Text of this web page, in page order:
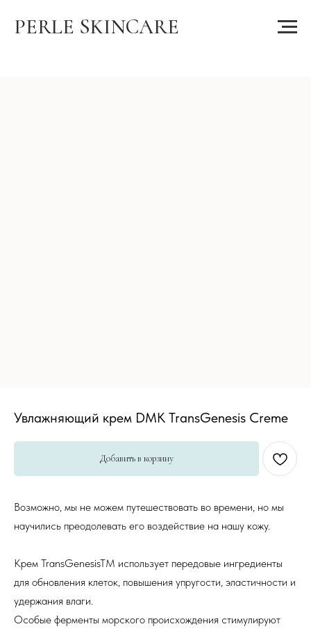
PERLE SKINCARE
Увлажняющий крем DMK TransGenesis Creme
Добавить в корзину
Возможно, мы не можем путешествовать во времени, но мы
научились преодолевать его воздействие на нашу кожу.
Крем TransGenesisTM использует передовые ингредиенты
для обновления клеток, повышения упругости, эластичности и
удержания влаги.
Особые ферменты морского происхождения стимулируют